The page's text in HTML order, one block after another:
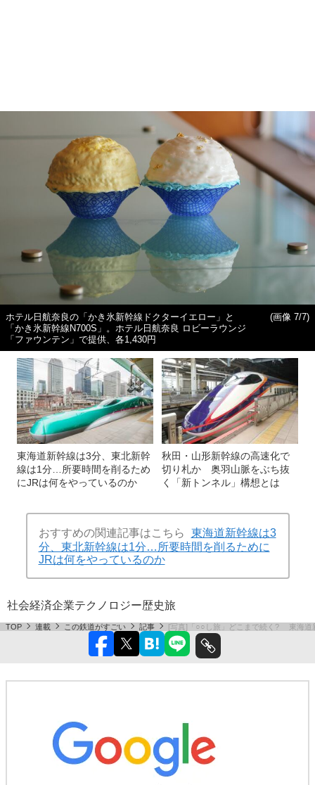
ホテル日航奈良の「かき氷新幹線ドクターイエロー」と
「かき氷新幹線N700S」。ホテル日航奈良 ロビーラウンジ
「ファウンテン」で提供、各1,430円
(画像 7/7)
東海道新幹線は3分、東北新幹
線は1分…所要時間を削るため
にJRは何をやっているのか
秋田・山形新幹線の高速化で
切り札か 奥羽山脈をぶち抜
く「新トンネル」構想とは
おすすめの関連記事はこちら
東海道新幹線は3
分、東北新幹線は1分…所要時間を削るために
JRは何をやっているのか
社会経済企業テクノロジー歴史旅
TOP 連載 この鉄道がすごい 記事 [写真]「○○し旅」どこまで続く? 東海道